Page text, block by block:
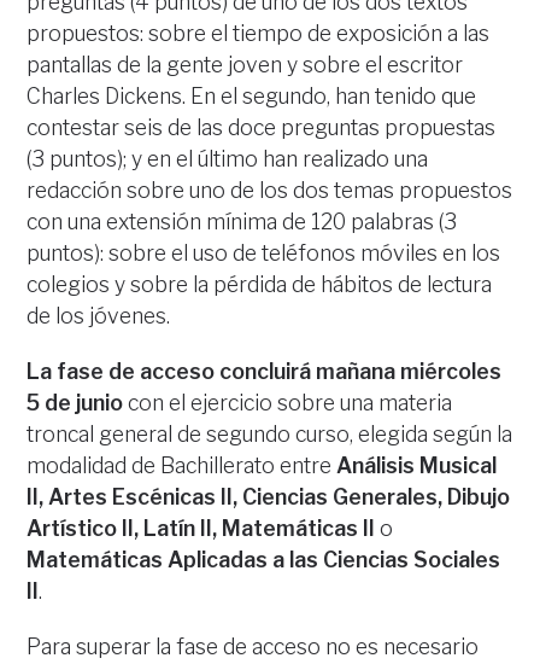
propuestos: sobre el tiempo de exposición a las
pantallas de la gente joven y sobre el escritor
Charles Dickens. En el segundo, han tenido que
contestar seis de las doce preguntas propuestas
(3 puntos); y en el último han realizado una
redacción sobre uno de los dos temas propuestos
con una extensión mínima de 120 palabras (3
puntos): sobre el uso de teléfonos móviles en los
colegios y sobre la pérdida de hábitos de lectura
de los jóvenes.
La fase de acceso concluirá mañana miércoles
5 de juniocon el ejercicio sobre una materia
troncal general de segundo curso, elegida según la
modalidad de Bachillerato entre Análisis Musical
II, Artes Escénicas II, Ciencias Generales, Dibujo
Artístico II, Latín II, Matemáticas IIo
Matemáticas Aplicadas a las Ciencias Sociales
II.
Para superar la fase de acceso no es necesario